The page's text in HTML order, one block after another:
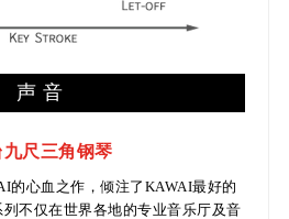
声音
尺三角钢琴
的心血之作，倾注了KAWAI最好的
不仅在世界各地的专业音乐厅及音